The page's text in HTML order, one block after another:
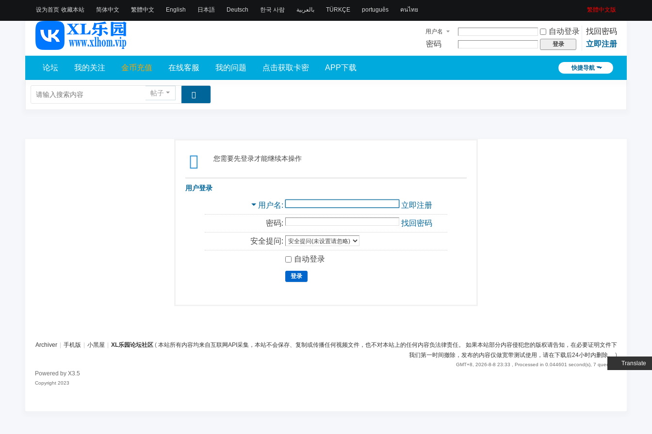
设为首页 收藏本站
Translate
简体中文 繁體中文 English 日本語 Deutsch 한국 사람 بالعربية TÜRKÇE português คนไทย 繁體中文版
用户名 自动登录
找回密码
密码
登录 立即注册
快捷导航
论坛 我的关注 金币充值 在线客服 我的问题 点击获取卡密 APP下载
帖子
您需要先登录才能继续本操作
用户登录
用户名 立即注册
密码: 找回密码
安全提问:
自动登录
登录
Archiver 手机版 小黑屋 XL乐园论坛社区 ( 本站所有内容均来自互联网API采集，本站不会保存、复制或传播任何视频文件，也不对本站上的任何内容负法律责任。 如果本站部分内容侵犯您的版权请告知，在必要证明文件下
我们第一时间撤除，发布的内容仅做宽带测试使用，请在下载后24小时内删除。)
GMT+8, 2026-8-8 23:33 , Processed in 0.044601 second(s), 7 queries .
Powered by X3.5
Copyright 2023